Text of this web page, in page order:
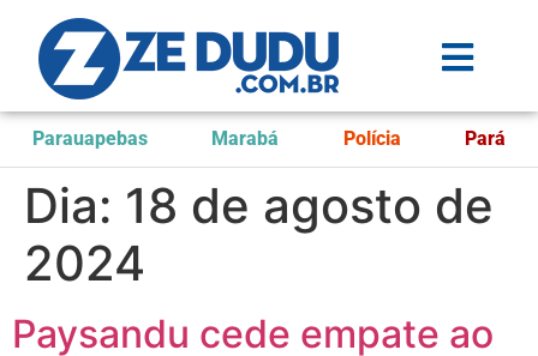
Parauapebas Marabá Polícia Pará
Dia: 18 de agosto de
2024
Paysandu cede empate ao